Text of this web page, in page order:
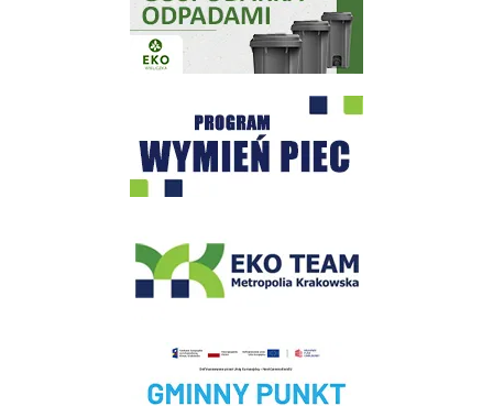
Program "Czyste Powietrze" - Wieliczka
Realizacja Programu Czyste Powietrze w Gminie Wieliczka